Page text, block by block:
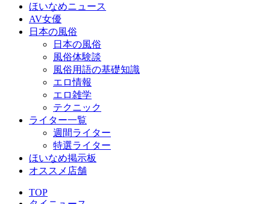
ほいなめニュース
AV女優
日本の風俗
日本の風俗
風俗体験談
風俗用語の基礎知識
エロ情報
エロ雑学
テクニック
ライター一覧
週間ライター
特選ライター
ほいなめ掲示板
オススメ店舗
TOP